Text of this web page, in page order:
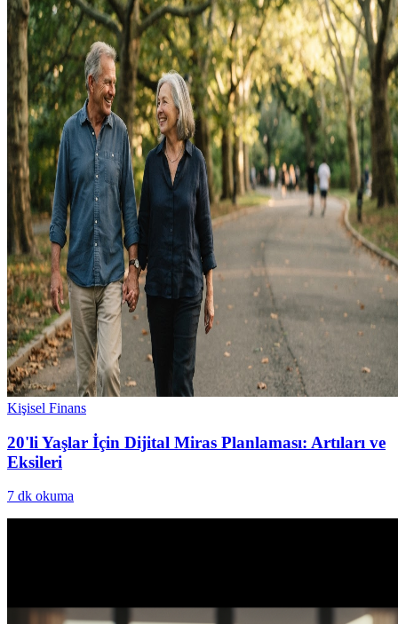
Kişisel Finans
20'li Yaşlar İçin Dijital Miras Planlaması: Artıları ve
Eksileri
7 dk okuma